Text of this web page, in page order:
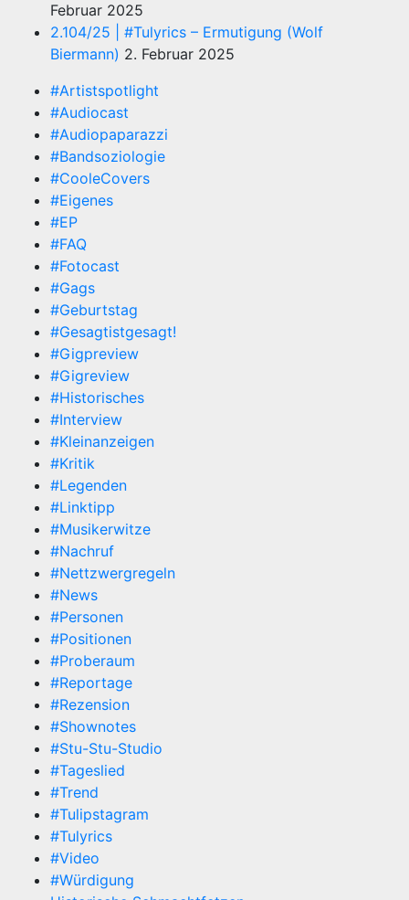
Februar 2025
2.104/25 | #Tulyrics – Ermutigung (Wolf
Biermann) 2. Februar 2025
#Artistspotlight
#Audiocast
#Audiopaparazzi
#Bandsoziologie
#CooleCovers
#Eigenes
#EP
#FAQ
#Fotocast
#Gags
#Geburtstag
#Gesagtistgesagt!
#Gigpreview
#Gigreview
#Historisches
#Interview
#Kleinanzeigen
#Kritik
#Legenden
#Linktipp
#Musikerwitze
#Nachruf
#Nettzwergregeln
#News
#Personen
#Positionen
#Proberaum
#Reportage
#Rezension
#Shownotes
#Stu-Stu-Studio
#Tageslied
#Trend
#Tulipstagram
#Tulyrics
#Video
#Würdigung